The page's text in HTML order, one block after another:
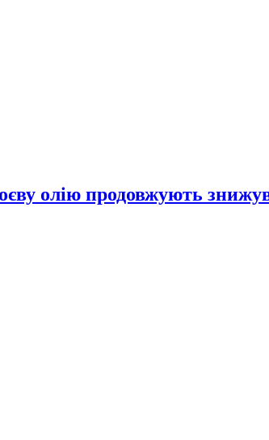
олію продовжують